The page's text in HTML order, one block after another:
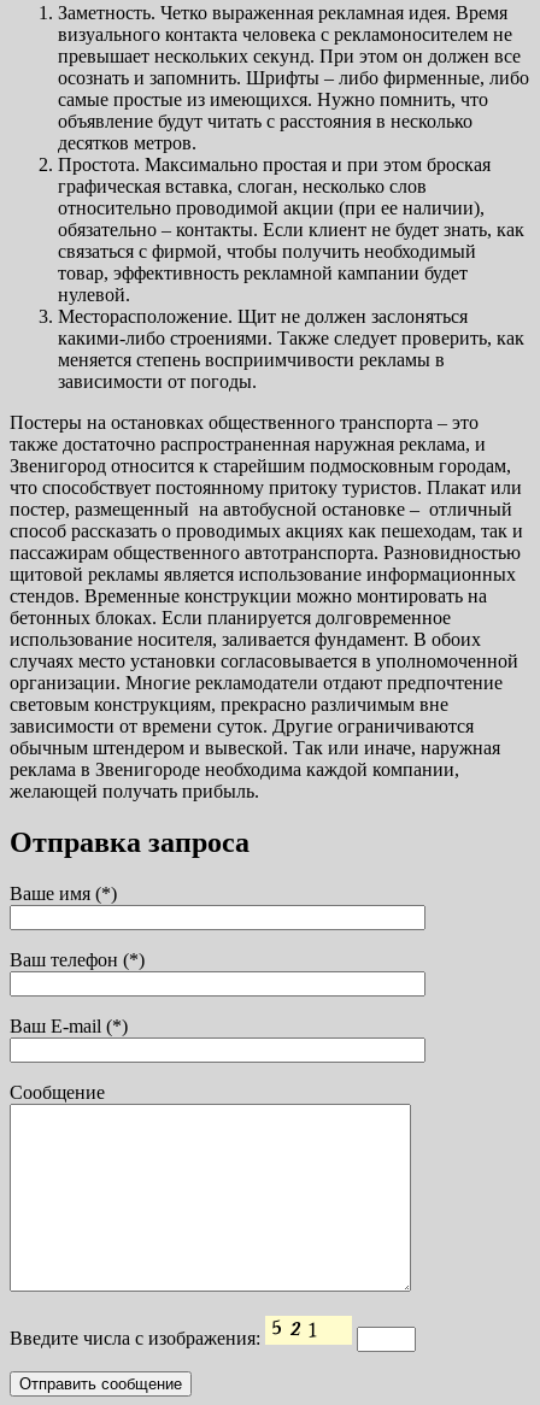
Заметность. Четко выраженная рекламная идея. Время
визуального контакта человека с рекламоносителем не
превышает нескольких секунд. При этом он должен все
осознать и запомнить. Шрифты – либо фирменные, либо
самые простые из имеющихся. Нужно помнить, что
объявление будут читать с расстояния в несколько
десятков метров.
Простота. Максимально простая и при этом броская
графическая вставка, слоган, несколько слов
относительно проводимой акции (при ее наличии),
обязательно – контакты. Если клиент не будет знать, как
связаться с фирмой, чтобы получить необходимый
товар, эффективность рекламной кампании будет
нулевой.
Месторасположение. Щит не должен заслоняться
какими-либо строениями. Также следует проверить, как
меняется степень восприимчивости рекламы в
зависимости от погоды.
Постеры на остановках общественного транспорта – это
также достаточно распространенная наружная реклама, и
Звенигород относится к старейшим подмосковным городам,
что способствует постоянному притоку туристов. Плакат или
постер, размещенный на автобусной остановке – отличный
способ рассказать о проводимых акциях как пешеходам, так и
пассажирам общественного автотранспорта. Разновидностью
щитовой рекламы является использование информационных
стендов. Временные конструкции можно монтировать на
бетонных блоках. Если планируется долговременное
использование носителя, заливается фундамент. В обоих
случаях место установки согласовывается в уполномоченной
организации. Многие рекламодатели отдают предпочтение
световым конструкциям, прекрасно различимым вне
зависимости от времени суток. Другие ограничиваются
обычным штендером и вывеской. Так или иначе, наружная
реклама в Звенигороде необходима каждой компании,
желающей получать прибыль.
Отправка запроса
Ваше имя (*)
Ваш телефон (*)
Ваш E-mail (*)
Сообщение
Введите числа с изображения: